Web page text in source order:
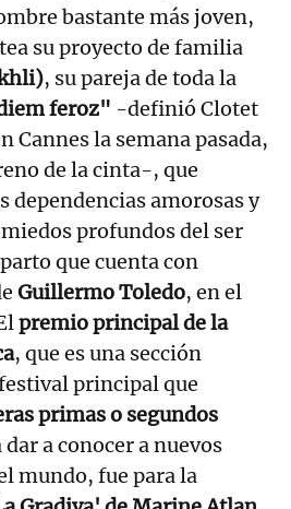
bastante más joven,
su proyecto de familia
, su pareja de toda la
feroz" -definió Clotet
Cannes la semana pasada,
de la cinta-, que
dependencias amorosas y
profundos del ser
que cuenta con
Guillermo Toledo, en el
premio principal de la
, que es una sección
principal que
primas o segundos
dar a conocer a nuevos
mundo, fue para la